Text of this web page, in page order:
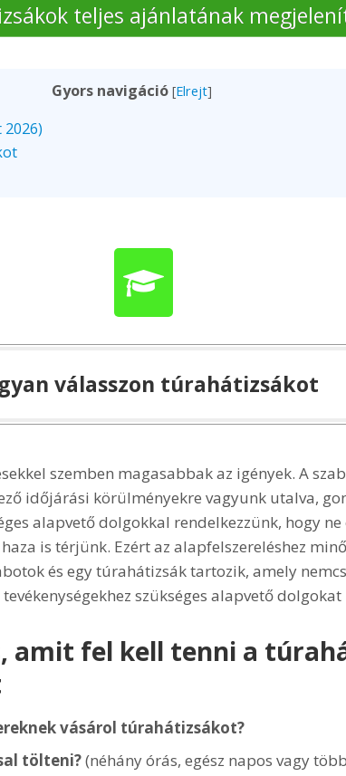
teljes ajánlatának
Gyors navigáció [Elrejt]
válasszon túrahátizsákot
szemben magasabbak az igények. A
időjárási körülményekre vagyunk utalva,
alapvető dolgokkal rendelkezzünk, hogy ne
is térjünk. Ezért az alapfelszereléshez
és egy túrahátizsák tartozik, amely
szükséges alapvető dolgokat
amit fel kell tenni a
vásárol túrahátizsákot?
tölteni?(néhány órás, egész napos vagy